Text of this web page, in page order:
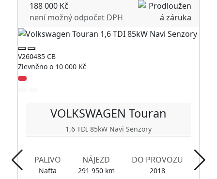
188 000 Kč
není možný odpočet DPH
V260485 CB
Zlevněno o 10 000 Kč
VOLKSWAGEN Touran
1,6 TDI 85kW Navi Senzory
PALIVO
Nafta
NÁJEZD
291 950 km
DO PROVOZU
2018